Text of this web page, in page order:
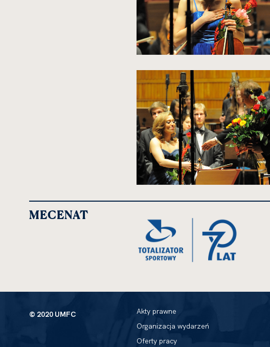
spowoduje
powiększenie
do
rozmiarów
oryginalnych
spowoduje
zdjęcia
rozmiarów
oryginalnych
MECENAT
© 2020 UMFC
Akty prawne
Organizacja wydarzeń
Oferty pracy